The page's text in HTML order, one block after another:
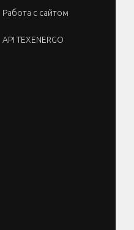
Работа с сайтом
API TEXENERGO